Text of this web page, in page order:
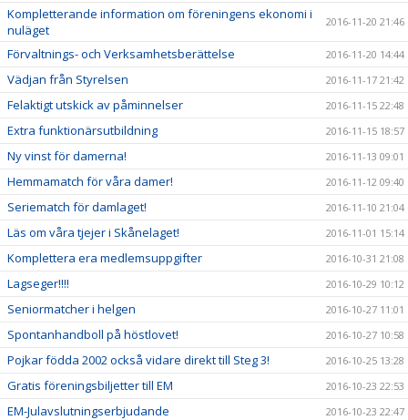
Kompletterande information om föreningens ekonomi i
nuläget
2016-11-20 21:46
Förvaltnings- och Verksamhetsberättelse 2016-11-20 14:44
Vädjan från Styrelsen 2016-11-17 21:42
Felaktigt utskick av påminnelser 2016-11-15 22:48
Extra funktionärsutbildning 2016-11-15 18:57
Ny vinst för damerna! 2016-11-13 09:01
Hemmamatch för våra damer! 2016-11-12 09:40
Seriematch för damlaget! 2016-11-10 21:04
Läs om våra tjejer i Skånelaget! 2016-11-01 15:14
Komplettera era medlemsuppgifter 2016-10-31 21:08
Lagseger!!!! 2016-10-29 10:12
Seniormatcher i helgen 2016-10-27 11:01
Spontanhandboll på höstlovet! 2016-10-27 10:58
Pojkar födda 2002 också vidare direkt till Steg 3! 2016-10-25 13:28
Gratis föreningsbiljetter till EM 2016-10-23 22:53
EM-Julavslutningserbjudande 2016-10-23 22:47